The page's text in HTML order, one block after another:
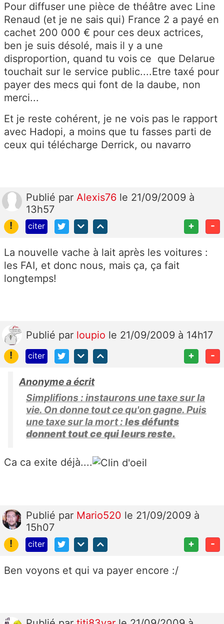
Pour diffuser une pièce de théâtre avec Line
Renaud (et je ne sais qui) France 2 a payé en
cachet 200 000 € pour ces deux actrices,
ben je suis désolé, mais il y a une
disproportion, quand tu vois ce que Delarue
touchait sur le service public....Etre taxé pour
payer des mecs qui font de la daube, non
merci...
Et je reste cohérent, je ne vois pas le rapport
avec Hadopi, a moins que tu fasses parti de
ceux qui télécharge Derrick, ou navarro
Publié par Alexis76 le 21/09/2009 à
13h57
!
citer + -
La nouvelle vache à lait après les voitures :
les FAI, et donc nous, mais ça, ça fait
longtemps!
Publié par loupio le 21/09/2009 à 14h17
!
citer + -
Anonyme a écrit
Simplifions : instaurons une taxe sur la
vie. On donne tout ce qu'on gagne. Puis
une taxe sur la mort : les défunts
donnent tout ce qui leurs reste.
Ca ca exite déjà....
Publié par Mario520 le 21/09/2009 à
15h07
!
citer + -
Ben voyons et qui va payer encore :/